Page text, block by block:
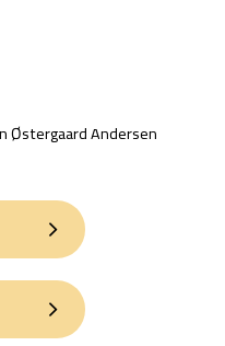
Østergaard Andersen